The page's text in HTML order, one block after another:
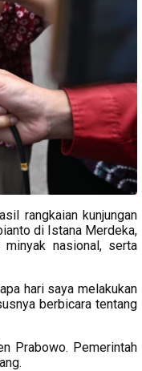
rangkaian kunjungan
di Istana Merdeka,
nasional, serta
hari saya melakukan
berbicara tentang
Prabowo. Pemerintah